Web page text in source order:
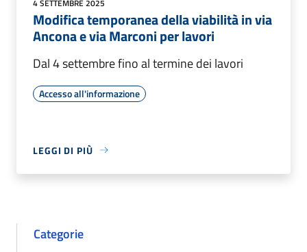
4 SETTEMBRE 2025
Modifica temporanea della viabilità in via
Ancona e via Marconi per lavori
Dal 4 settembre fino al termine dei lavori
Accesso all'informazione
LEGGI DI PIÙ
Categorie